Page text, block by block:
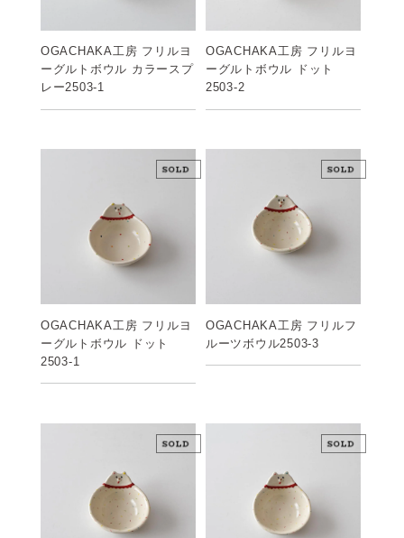
OGACHAKA工房 フリルヨ
ーグルトボウル カラースプ
レー2503-1
OGACHAKA工房 フリルヨ
ーグルトボウル ドット
2503-2
OGACHAKA工房 フリルヨ
ーグルトボウル ドット
2503-1
OGACHAKA工房 フリルフ
ルーツボウル2503-3